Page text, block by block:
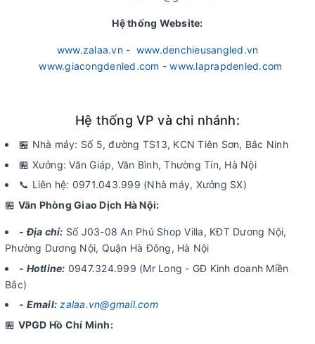
Hệ thống Website:
www.zalaa.vn- www.denchieusangled.vn
www.giacongdenled.com -www.laprapdenled.com
Hệ thống VP và chi nhánh:
🏪 Nhà máy: Số 5, đường TS13, KCN Tiên Sơn, Bắc Ninh
🏪 Xưởng: Văn Giáp, Văn Bình, Thường Tín, Hà Nội
📞 Liên hệ: 0971.043.999 (Nhà máy, Xưởng SX)
🏪 Văn Phòng Giao Dịch Hà Nội:
- Địa chỉ: Số J03-08 An Phú Shop Villa, KĐT Dương Nội,
Phường Dương Nội, Quận Hà Đông, Hà Nội
- Hotline: 0947.324.999 (Mr Long - GĐ Kinh doanh Miền
Bắc)
- Email: zalaa.vn@gmail.com
🏪 VPGD Hồ Chí Minh: